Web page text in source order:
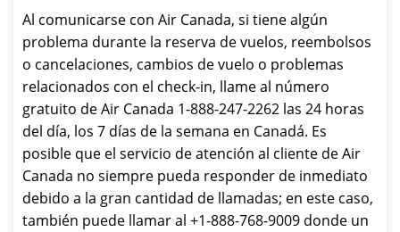
Al comunicarse con Air Canada, si tiene algún
problema durante la reserva de vuelos, reembolsos
o cancelaciones, cambios de vuelo o problemas
relacionados con el check-in, llame al número
gratuito de Air Canada 1-888-247-2262 las 24 horas
del día, los 7 días de la semana en Canadá. Es
posible que el servicio de atención al cliente de Air
Canada no siempre pueda responder de inmediato
debido a la gran cantidad de llamadas; en este caso,
también puede llamar al +1-888-768-9009 donde un